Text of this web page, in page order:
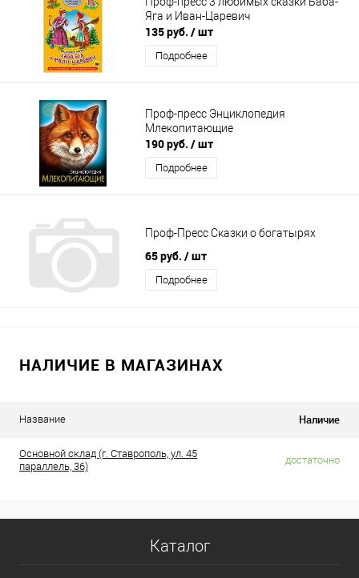
Яга и Иван-Царевич
135 руб. / шт
Подробнее
Проф-пресс Энциклопедия
Млекопитающие
190 руб. / шт
Подробнее
Проф-Пресс Сказки о богатырях
65 руб. / шт
Подробнее
НАЛИЧИЕ В МАГАЗИНАХ
Название Наличие
Основной склад (г. Ставрополь, ул. 45
параллель, 36)
достаточно
Каталог